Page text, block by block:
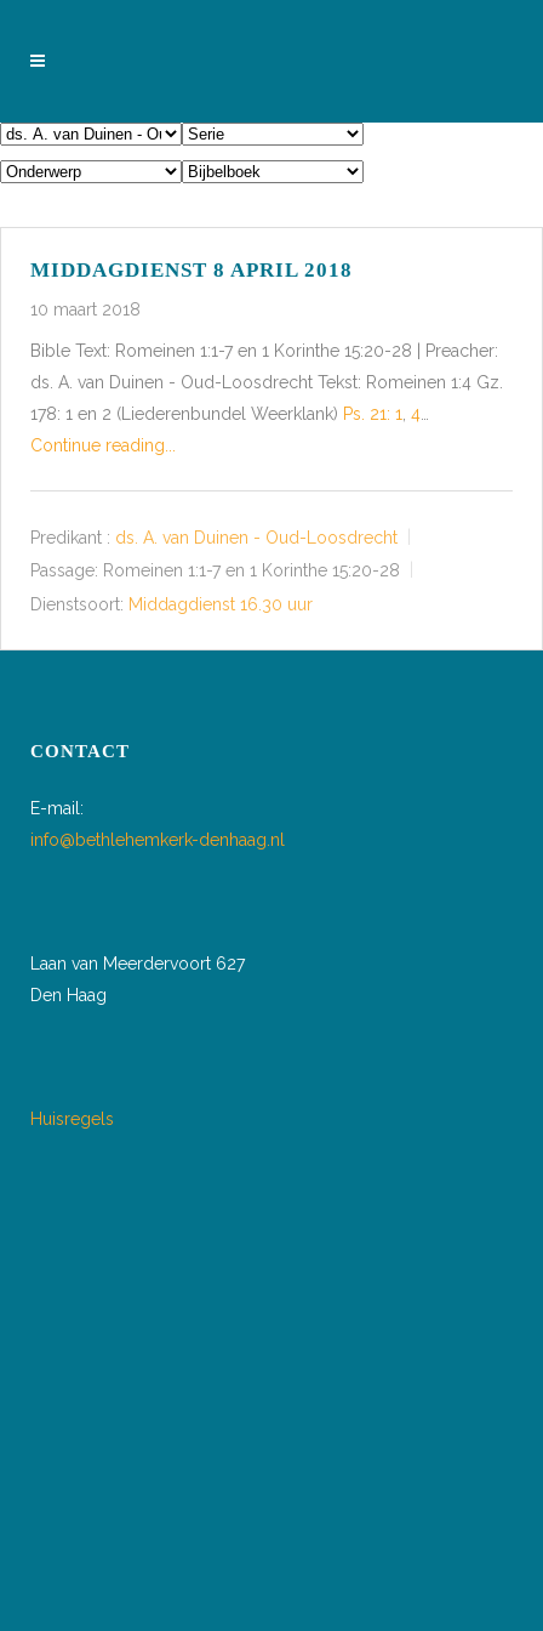
MIDDAGDIENST 8 APRIL 2018
10 maart 2018
Bible Text: Romeinen 1:1-7 en 1 Korinthe 15:20-28 | Preacher:
ds. A. van Duinen - Oud-Loosdrecht Tekst: Romeinen 1:4 Gz.
178: 1 en 2 (Liederenbundel Weerklank) Ps. 21: 1 4
Continue reading...
Predikant : ds. A. van Duinen - Oud-Loosdrecht
Passage: Romeinen 1:1-7 en 1 Korinthe 15:20-28
Dienstsoort: Middagdienst 16.30 uur
CONTACT
E-mail:
info@bethlehemkerk-denhaag.nl
Laan van Meerdervoort 627
Den Haag
Huisregels